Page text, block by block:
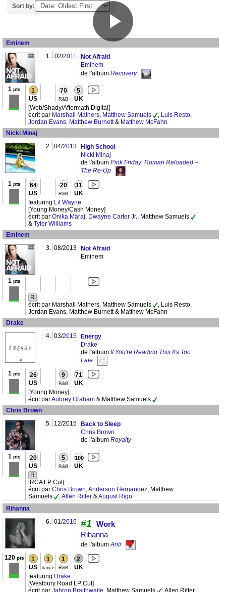
Sort by:
Eminem
1. 02/2011
Not Afraid
Eminem
de l'album Recovery
1 pts 1
US
70
R&B
5
UK
[Web/Shady/Aftermath Digital]
écrit par Marshall Mathers, Matthew Samuels , Luis Resto,
Jordan Evans, Matthew Burnett& Matthew McFahn
Nicki Minaj
2. 04/2013
High School
Nicki Minaj
de l'album Pink Friday: Roman Reloaded –
The Re-Up
1 pts 64
US
20
R&B
31
UK
featuring Lil Wayne
[Young Money/Cash Money]
écrit par Onika Maraj, Dwayne Carter Jr., Matthew Samuels
& Tyler Williams
Eminem
3. 08/2013
Not Afraid
Eminem
1 pts
R
écrit par Marshall Mathers, Matthew Samuels
, Luis Resto,
Jordan Evans, Matthew Burnett & Matthew McFahn
Drake
4. 03/2015
Energy
Drake
de l'album If You're Reading This It's Too
Late
1 pts 26
US
9
R&B
71
UK
[Young Money]
écrit parAubrey Graham & Matthew Samuels
Chris Brown
5. 12/2015
Back to Sleep
Chris Brown
de l'album Royalty
1 pts 20
US
5
R&B
100
UK
R
[RCA LP Cut]
écrit par Chris Brown,Anderson Hernandez, Matthew
Samuels
,Allen Ritter &August Rigo
Rihanna
6. 01/2016 #1 Work
Rihanna
de l'albumAnti
120pts 1
US
1
dance
1
R&B
2
UK
featuring Drake
[Westbury Road LP Cut]
écrit par Jahron Braithwaite, Matthew Samuels
, Allen Ritter,